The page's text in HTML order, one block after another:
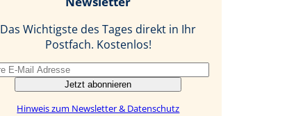
n
l
Das Wichtigste des Tages direkt in Ihr
Postfach. Kostenlos!
Jetzt abonnieren
Hinweis zum Newsletter & Datenschutz